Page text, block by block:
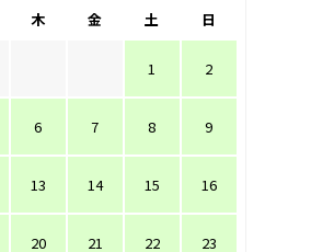
木 金 土 日
1 2
6 7 8 9
13 14 15 16
20 21 22 23